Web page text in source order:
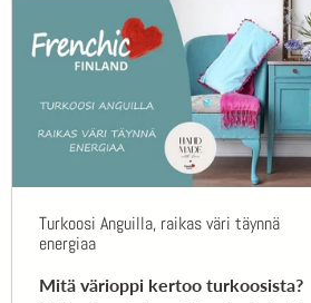
Turkoosi Anguilla, raikas väri täynnä
energiaa
Mitä värioppi kertoo turkoosista?